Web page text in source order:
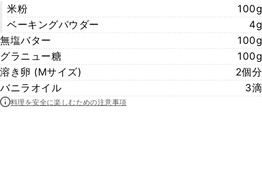
米粉
100g
ベーキングパウダー
4g
無塩バター
100g
グラニュー糖
100g
溶き卵 (Mサイズ)
2個分
バニラオイル
3滴
料理を安全に楽しむための注意事項